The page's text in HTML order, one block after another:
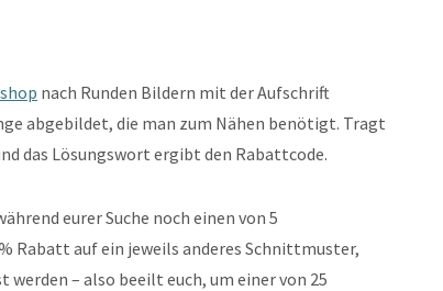
nach Runden Bildern mit der Aufschrift
abgebildet, die man zum Nähen benötigt. Tragt
das Lösungswort ergibt den Rabattcode.
eurer Suche noch einen von 5
Rabatt auf ein jeweils anderes Schnittmuster,
– also beeilt euch, um einer von 25